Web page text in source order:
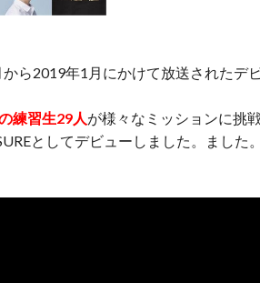
ら2019年1月にかけて放送されたデ
練習生29人が様々なミッションに挑
としてデビューしました。ました。